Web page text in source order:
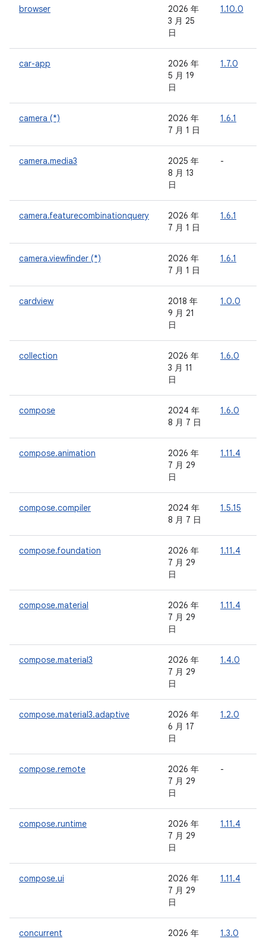
browser
2026 年
3 月 25
日
1.10.0
car-app
2026 年
5 月 19
日
1.7.0
camera (*)
2026 年
7 月 1 日
1.6.1
camera.media3
2025 年
8 月 13
日
-
camera.featurecombinationquery
2026 年
7 月 1 日
1.6.1
camera.viewfinder (*)
2026 年
7 月 1 日
1.6.1
cardview
2018 年
9 月 21
日
1.0.0
collection
2026 年
3 月 11
日
1.6.0
compose
2024 年
8 月 7 日
1.6.0
compose.animation
2026 年
7 月 29
日
1.11.4
compose.compiler
2024 年
8 月 7 日
1.5.15
compose.foundation
2026 年
7 月 29
日
1.11.4
compose.material
2026 年
7 月 29
日
1.11.4
compose.material3
2026 年
7 月 29
日
1.4.0
compose.material3.adaptive
2026 年
6 月 17
日
1.2.0
compose.remote
2026 年
7 月 29
日
-
compose.runtime
2026 年
7 月 29
日
1.11.4
compose.ui
2026 年
7 月 29
日
1.11.4
concurrent
2026 年
1.3.0